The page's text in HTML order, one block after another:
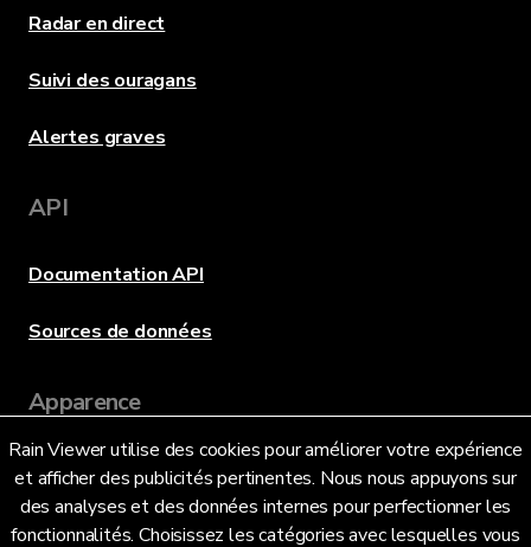
Rain Viewer utilise des cookies pour améliorer votre expérience
et afficher des publicités pertinentes. Nous nous appuyons sur
des analyses et des données internes pour perfectionner les
fonctionnalités. Choisissez les catégories avec lesquelles vous
Radar en direct
Suivi des ouragans
Alertes graves
API
Documentation API
Sources de données
Apparence
Langue